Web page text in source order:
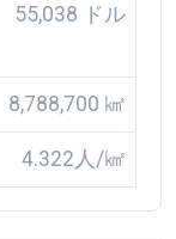
55,038 ドル
8,788,700 ㎢
4.322人/㎢